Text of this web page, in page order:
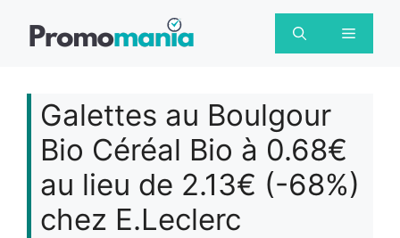
Menu
Galettes au Boulgour
Bio Céréal Bio à 0.68€
au lieu de 2.13€ (-68%)
chez E.Leclerc